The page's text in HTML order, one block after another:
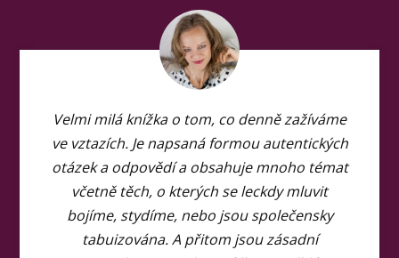
Velmi milá knížka o tom, co denně zažíváme
ve vztazích. Je napsaná formou autentických
otázek a odpovědí a obsahuje mnoho témat
včetně těch, o kterých se leckdy mluvit
bojíme, stydíme, nebo jsou společensky
tabuizována. A přitom jsou zásadní